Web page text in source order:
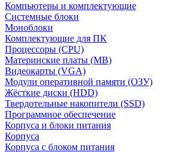
Компьютеры и комплектующие
Системные блоки
Моноблоки
Комплектующие для ПК
Процессоры (CPU)
Материнские платы (MB)
Видеокарты (VGA)
Модули оперативной памяти (ОЗУ)
Жёсткие диски (HDD)
Твердотельные накопители (SSD)
Программное обеспечение
Корпуса и блоки питания
Корпуса
Корпуса с блоком питания